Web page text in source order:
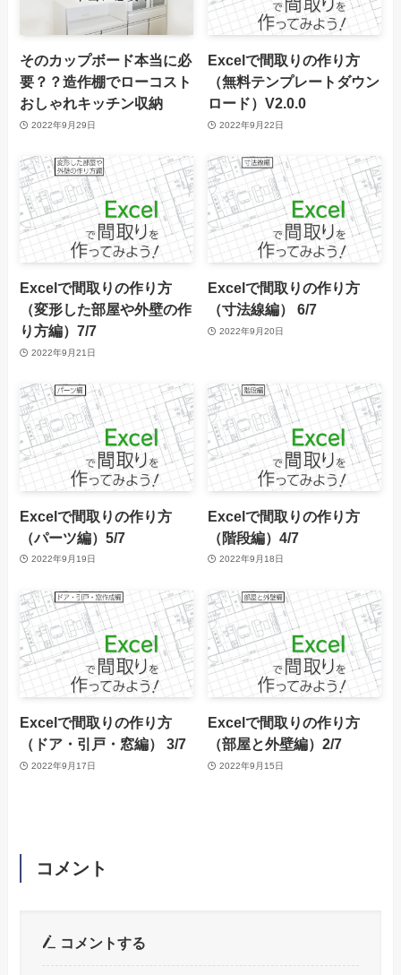
そのカップボード本当に必
要？？造作棚でローコスト
おしゃれキッチン収納
2022年9月29日
Excelで間取りの作り方
（無料テンプレートダウン
ロード）V2.0.0
2022年9月22日
Excelで間取りの作り方
（変形した部屋や外壁の作
り方編）7/7
2022年9月21日
Excelで間取りの作り方
（寸法線編） 6/7
2022年9月20日
Excelで間取りの作り方
（パーツ編）5/7
2022年9月19日
Excelで間取りの作り方
（階段編）4/7
2022年9月18日
Excelで間取りの作り方
（ドア・引戸・窓編） 3/7
2022年9月17日
Excelで間取りの作り方
（部屋と外壁編）2/7
2022年9月15日
コメント
コメントする